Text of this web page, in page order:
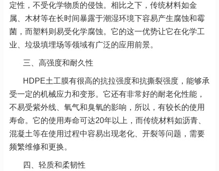
定性，不受化学物质的侵蚀。相比之下，传统材料如金
属、木材等在长时间暴露于潮湿环境下容易产生腐蚀和霉
菌，而塑料则易受化学腐蚀。它的这一优势让它在化学工
业、垃圾填埋场等领域有广泛的应用前景。
三、高强度和耐久性
HDPE土工膜有很高的抗拉强度和抗撕裂强度，能够承
受一定的机械应力和变形。它还有非常好的耐老化性能，
不易受紫外线、氧气和臭氧的影响，所以，有较长的使用
寿命。它的使用寿命可达20年以上，而传统材料如沥青、
混凝土等在使用过程中容易出现老化、开裂等问题，需要
频繁维修和更换。
四、轻质和柔韧性